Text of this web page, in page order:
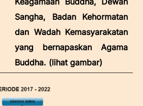
Sangha, Badan Kehormatan
dan Wadah Kemasyarakatan
yang bernapaskan Agama
Buddha. (lihat gambar)